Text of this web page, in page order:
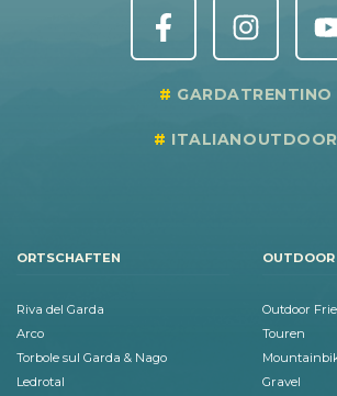
GARDATRENTINO
ITALIANOUTDOOR
ORTSCHAFTEN
Riva del Garda
Arco
Torbole sul Garda & Nago
Ledrotal
OUTDOOR
Outdoor
Touren
Gravel